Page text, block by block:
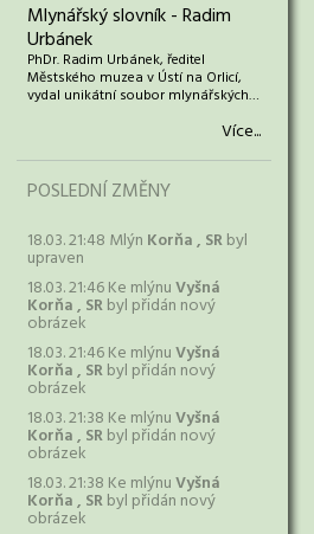
Mlynářský slovník - Radim
Urbánek
PhDr. Radim Urbánek, ředitel
Městského muzea v Ústí na Orlicí,
vydal unikátní soubor mlynářských…
Více...
POSLEDNÍ ZMĚNY
18.03. 21:48 Mlýn Korňa , SRbyl
upraven
18.03. 21:46 Ke mlýnuVyšná
Korňa , SRbyl přidán nový
obrázek
18.03. 21:46 Ke mlýnuVyšná
Korňa , SRbyl přidán nový
obrázek
18.03. 21:38 Ke mlýnuVyšná
Korňa , SRbyl přidán nový
obrázek
18.03. 21:38 Ke mlýnuVyšná
Korňa , SRbyl přidán nový
obrázek